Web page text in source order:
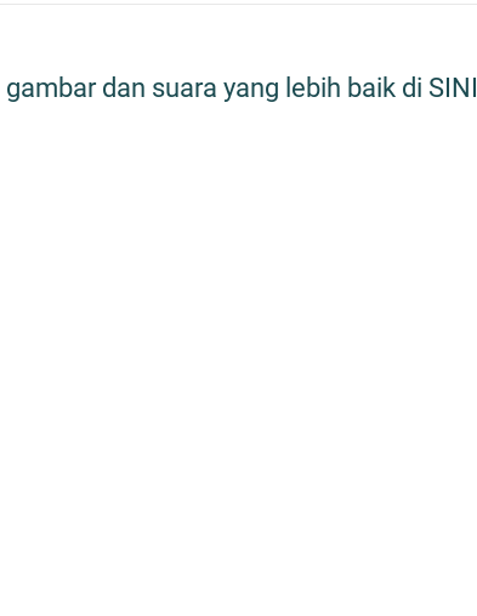
gambar dan suara yang lebih baik di SINI